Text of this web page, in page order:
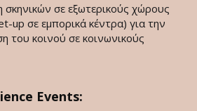
σε εξωτερικούς χώρους
up σε εμπορικά κέντρα) για την
του κοινού σε κοινωνικούς
Events: